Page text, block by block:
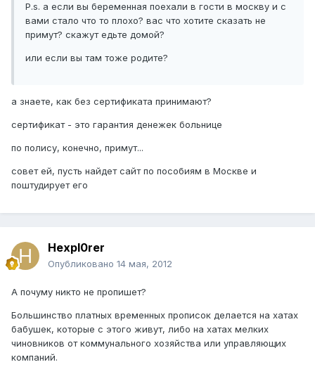
P.s. а если вы беременная поехали в гости в москву и с
вами стало что то плохо? вас что хотите сказать не
примут? скажут едьте домой?
или если вы там тоже родите?
а знаете, как без сертификата принимают?
сертификат - это гарантия денежек больнице
по полису, конечно, примут...
совет ей, пусть найдет сайт по пособиям в Москве и
поштудирует его
Hexpl0rer
Опубликовано 14 мая, 2012
А почуму никто не пропишет?
Большинство платных временных прописок делается на хатах
бабушек, которые с этого живут, либо на хатах мелких
чиновников от коммунального хозяйства или управляющих
компаний.